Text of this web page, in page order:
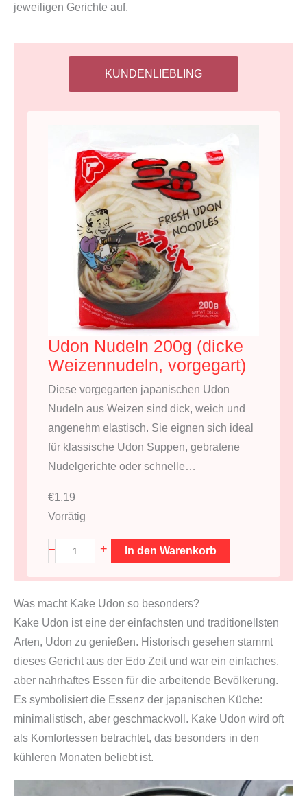
jeweiligen Gerichte auf.
KUNDENLIEBLING
Udon Nudeln 200g (dicke
Weizennudeln, vorgegart)
Diese vorgegarten japanischen Udon
Nudeln aus Weizen sind dick, weich und
angenehm elastisch. Sie eignen sich ideal
für klassische Udon Suppen, gebratene
Nudelgerichte oder schnelle…
€1,19
Vorrätig
–
U
d
n
N
u
d
e
l
n
2
0
0
+ In den Warenkorb
Was macht Kake Udon so besonders?
Kake Udon ist eine der einfachsten und traditionellsten
Arten, Udon zu genießen. Historisch gesehen stammt
dieses Gericht aus der Edo Zeit und war ein einfaches,
aber nahrhaftes Essen für die arbeitende Bevölkerung.
Es symbolisiert die Essenz der japanischen Küche:
minimalistisch, aber geschmackvoll. Kake Udon wird oft
als Komfortessen betrachtet, das besonders in den
kühleren Monaten beliebt ist.